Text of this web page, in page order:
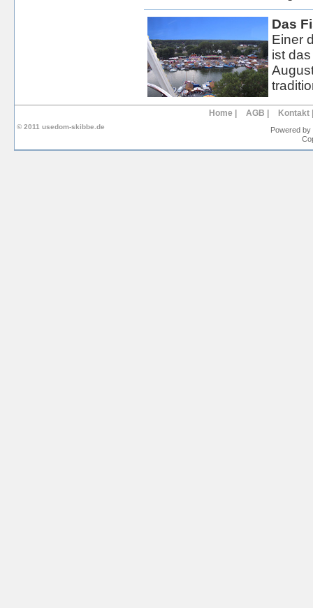
Das
Einer
ist
© 2011 usedom-skibbe.de
Home | AGB | Kontakt
Powered by